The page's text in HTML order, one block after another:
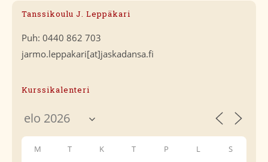
Tanssikoulu J. Leppäkari
Puh: 0440 862 703
jarmo.leppakari[at]jaskadansa.fi
Kurssikalenteri
M T K T P L S